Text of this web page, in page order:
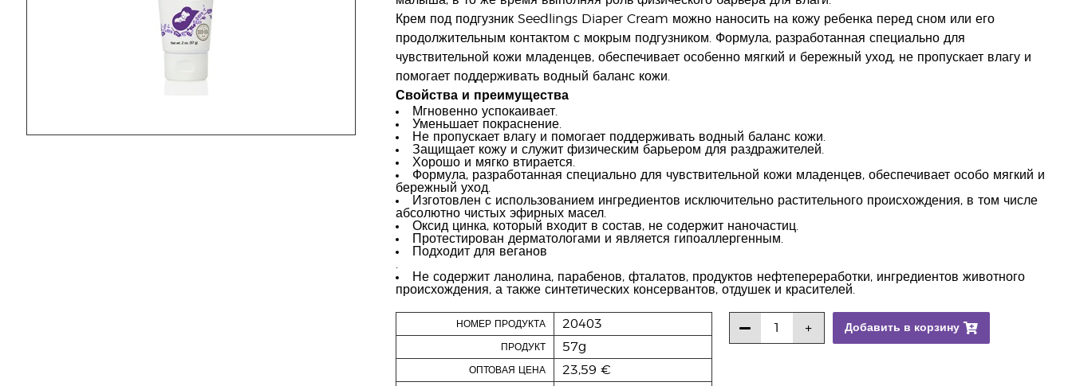
Крем под подгузник Seedlings Diaper Cream можно наносить на кожу ребенка перед сном или его
продолжительным контактом с мокрым подгузником. Формула, разработанная специально для
чувствительной кожи младенцев, обеспечивает особенно мягкий и бережный уход, не пропускает влагу и
помогает поддерживать водный баланс кожи.
Свойства и преимущества
Мгновенно успокаивает.
Уменьшает покраснение.
Не пропускает влагу и помогает поддерживать водный баланс кожи.
Защищает кожу и служит физическим барьером для раздражителей.
Хорошо и мягко втирается.
Формула, разработанная специально для чувствительной кожи младенцев, обеспечивает особо мягкий и
бережный уход.
Изготовлен с использованием ингредиентов исключительно растительного происхождения, в том числе
абсолютно чистых эфирных масел.
Оксид цинка, который входит в состав, не содержит наночастиц.
Протестирован дерматологами и является гипоаллергенным.
Подходит для веганов
Не содержит ланолина, парабенов, фталатов, продуктов нефтепереработки, ингредиентов животного
происхождения, а также синтетических консервантов, отдушек и красителей.
НОМЕР ПРОДУКТА 20403
ПРОДУКТ 57g
ОПТОВАЯ ЦЕНА 23,59 €
Добавить в корзину